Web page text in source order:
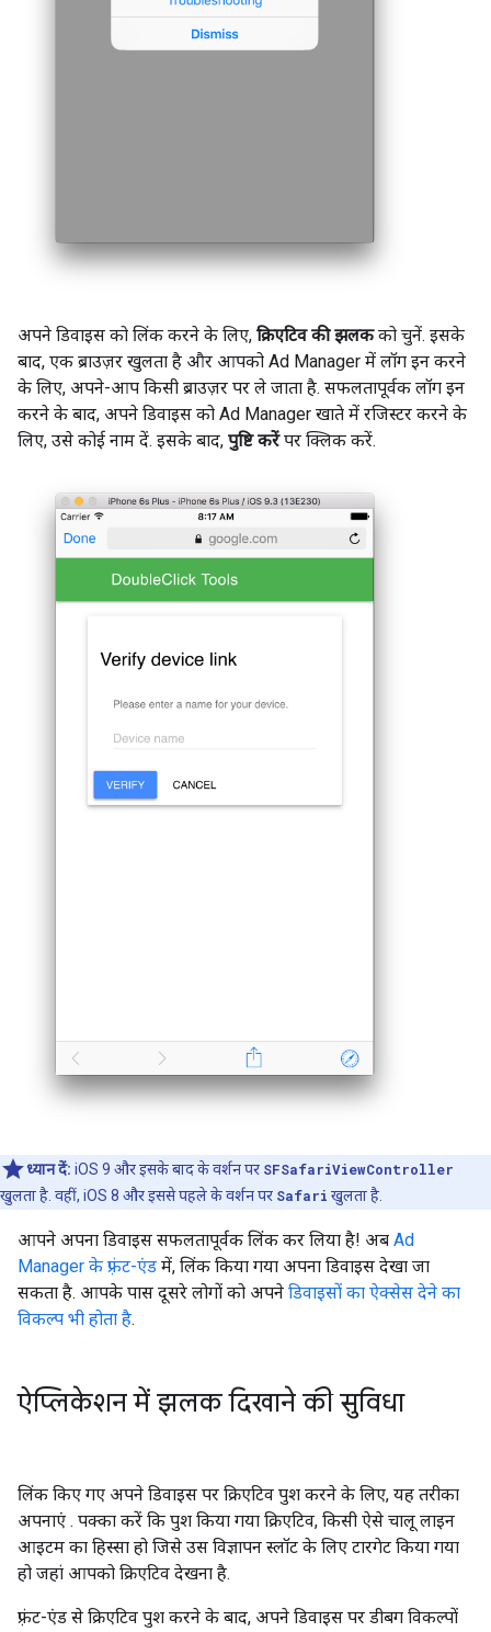
अपने डिवाइस को लिंक करने के लिए, क्रिएटिव की झलकको चुनें. इसके
बाद, एक ब्राउज़र खुलता है और आपको Ad Manager में लॉग इन करने
के लिए, अपने-आप किसी ब्राउज़र पर ले जाता है. सफलतापूर्वक लॉग इन
करने के बाद, अपने डिवाइस को Ad Manager खाते में रजिस्टर करने के
लिए, उसे कोई नाम दें. इसके बाद, पुष्टि करेंपर क्लिक करें.
ध्यान दें: iOS 9 और इसके बाद के वर्शन पर SFSafariViewController
खुलता है. वहीं, iOS 8 और इससे पहले के वर्शन पर Safari खुलता है.
आपने अपना डिवाइस सफलतापूर्वक लिंक कर लिया है! अब Ad
Manager के फ़्रंट-एंड में, लिंक किया गया अपना डिवाइस देखा जा
सकता है. आपके पास दूसरे लोगों को अपने डिवाइसों का ऐक्सेस देने का
विकल्प भी होता है.
ऐप्लिकेशन में झलक दिखाने की सुविधा
लिंक किए गए अपने डिवाइस पर क्रिएटिव पुश करने के लिए, यह तरीका
अपनाएं . पक्का करें कि पुश किया गया क्रिएटिव, किसी ऐसे चालू लाइन
आइटम का हिस्सा हो जिसे उस विज्ञापन स्लॉट के लिए टारगेट किया गया
हो जहां आपको क्रिएटिव देखना है.
फ़्रंट-एंड से क्रिएटिव पुश करने के बाद, अपने डिवाइस पर डीबग विकल्पों